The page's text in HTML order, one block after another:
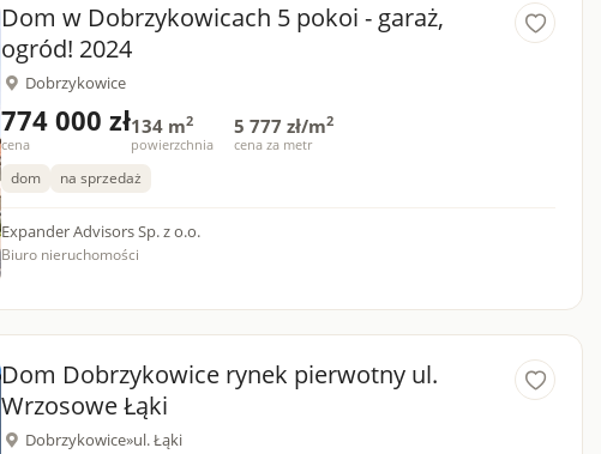
Dom w Dobrzykowicach 5 pokoi - garaż,
ogród! 2024
Dobrzykowice
774 000 zł
cena
134 m2
powierzchnia
5 777 zł/m2
cena za metr
dom na sprzedaż
Expander Advisors Sp. z o.o.
Biuro nieruchomości
Dom Dobrzykowice rynek pierwotny ul.
Wrzosowe Łąki
Dobrzykowice»ul. Łąki